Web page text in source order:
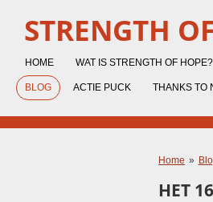
direct
hoofdinhoud
STRENGTH
HOME WAT IS STRENGTH OF HOPE?
BLOG ACTIE PUCK THANKS TO
Home »
HET